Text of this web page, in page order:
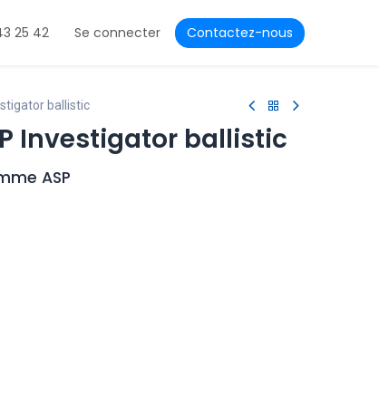
25 42 Se connecter Contactez-nous
ballistic
Investigator ballistic
ASP